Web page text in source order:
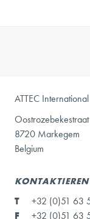
ATTEC
8720 Markegem
Belgium
T
+32 (0)51 63
F
+32 (0)51 63